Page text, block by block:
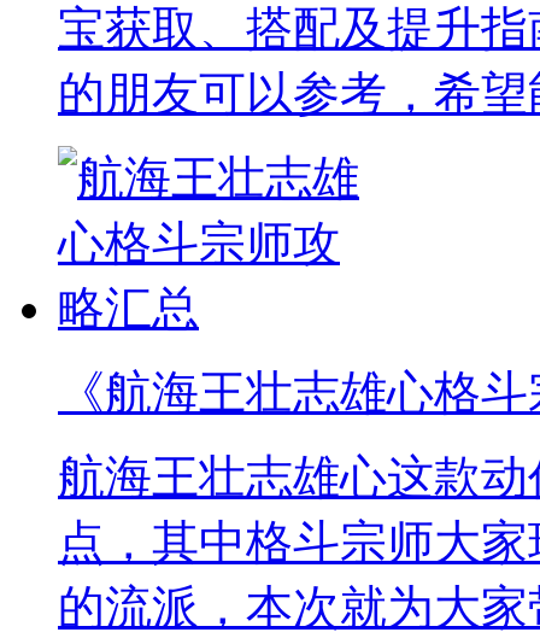
宝获取、搭配及提升
的朋友可以参考，希
《航海王壮志雄心格
航海王壮志雄心这款
点，其中格斗宗师大
的流派，本次就为大